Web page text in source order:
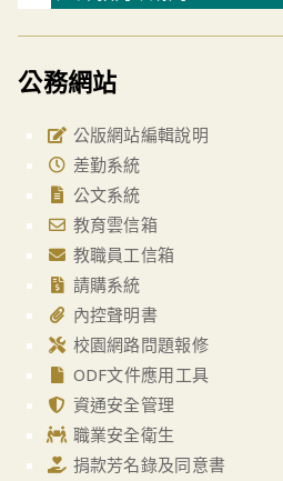
公務網站
公版網站編輯說明
差勤系統
公文系統
教育雲信箱
教職員工信箱
請購系統
內控聲明書
校園網路問題報修
ODF文件應用工具
資通安全管理
職業安全衛生
捐款芳名錄及同意書